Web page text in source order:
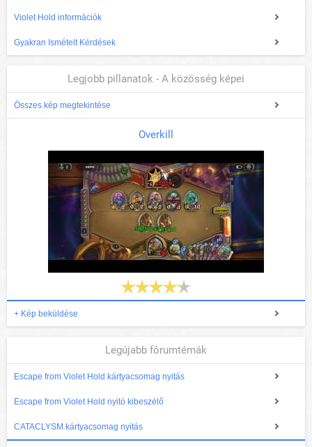
Violet Hold információk
Gyakran Ismételt Kérdések
Legjobb pillanatok - A közösség képei
Összes kép megtekintése
Overkill
+ Kép beküldése
Legújabb fórumtémák
Escape from Violet Hold kártyacsomag nyitás
Escape from Violet Hold nyitó kibeszélő
CATACLYSM kártyacsomag nyitás